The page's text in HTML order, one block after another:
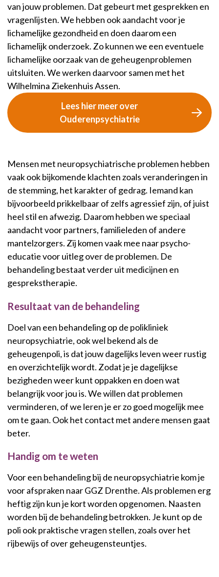
van jouw problemen. Dat gebeurt met gesprekken en
vragenlijsten. We hebben ook aandacht voor je
lichamelijke gezondheid en doen daarom een
lichamelijk onderzoek. Zo kunnen we een eventuele
lichamelijke oorzaak van de geheugenproblemen
uitsluiten. We werken daarvoor samen met het
Wilhelmina Ziekenhuis Assen.
Lees hier meer over
Ouderenpsychiatrie
Mensen met neuropsychiatrische problemen hebben
vaak ook bijkomende klachten zoals veranderingen in
de stemming, het karakter of gedrag. Iemand kan
bijvoorbeeld prikkelbaar of zelfs agressief zijn, of juist
heel stil en afwezig. Daarom hebben we speciaal
aandacht voor partners, familieleden of andere
mantelzorgers. Zij komen vaak mee naar psycho-
educatie voor uitleg over de problemen. De
behandeling bestaat verder uit medicijnen en
gesprekstherapie.
Resultaat van de behandeling
Doel van een behandeling op de polikliniek
neuropsychiatrie, ook wel bekend als de
geheugenpoli, is dat jouw dagelijks leven weer rustig
en overzichtelijk wordt. Zodat je je dagelijkse
bezigheden weer kunt oppakken en doen wat
belangrijk voor jou is. We willen dat problemen
verminderen, of we leren je er zo goed mogelijk mee
om te gaan. Ook het contact met andere mensen gaat
beter.
Handig om te weten
Voor een behandeling bij de neuropsychiatrie kom je
voor afspraken naar GGZ Drenthe. Als problemen erg
heftig zijn kun je kort worden opgenomen. Naasten
worden bij de behandeling betrokken. Je kunt op de
poli ook praktische vragen stellen, zoals over het
rijbewijs of over geheugensteuntjes.